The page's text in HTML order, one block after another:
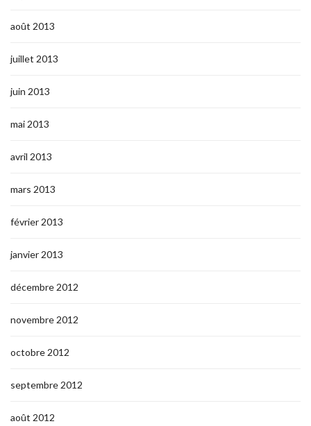
août 2013
juillet 2013
juin 2013
mai 2013
avril 2013
mars 2013
février 2013
janvier 2013
décembre 2012
novembre 2012
octobre 2012
septembre 2012
août 2012